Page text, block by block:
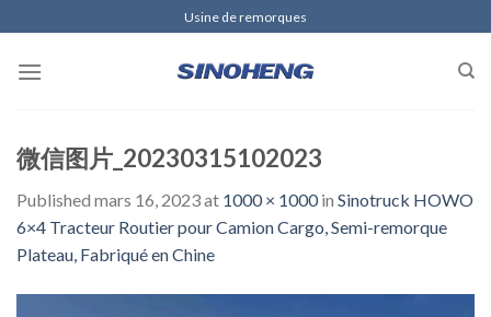
to
content
Usine de remorques
微信图片_20230315102023
Published mars 16, 2023at 1000 × 1000in Sinotruck HOWO
6×4 Tracteur Routier pour Camion Cargo, Semi-remorque
Plateau, Fabriqué en Chine